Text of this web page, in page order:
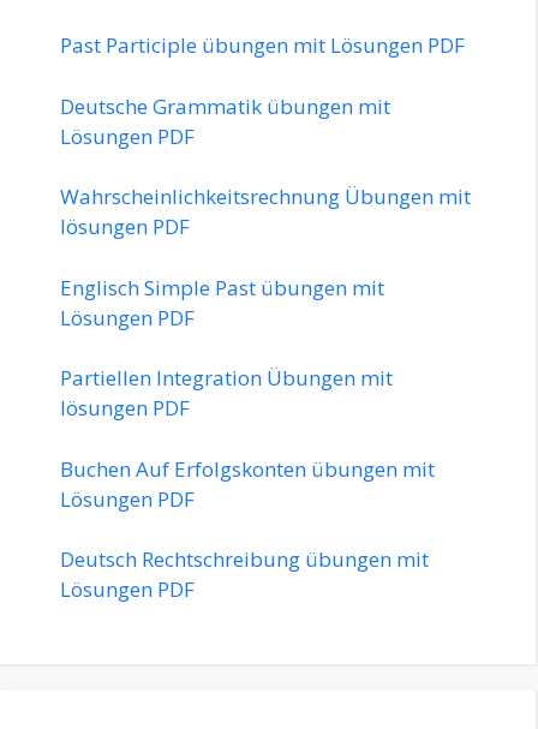
Past Participle übungen mit Lösungen PDF
Deutsche Grammatik übungen mit
Lösungen PDF
Wahrscheinlichkeitsrechnung Übungen mit
lösungen PDF
Englisch Simple Past übungen mit
Lösungen PDF
Partiellen Integration Übungen mit
lösungen PDF
Buchen Auf Erfolgskonten übungen mit
Lösungen PDF
Deutsch Rechtschreibung übungen mit
Lösungen PDF